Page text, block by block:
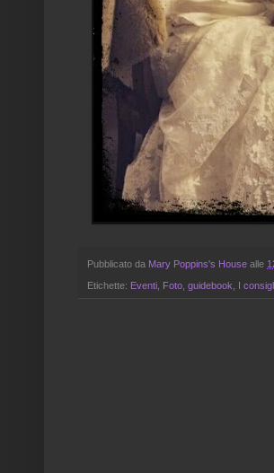
Pubblicato da Mary Poppins's House alle
Etichette: Eventi Foto guidebook I